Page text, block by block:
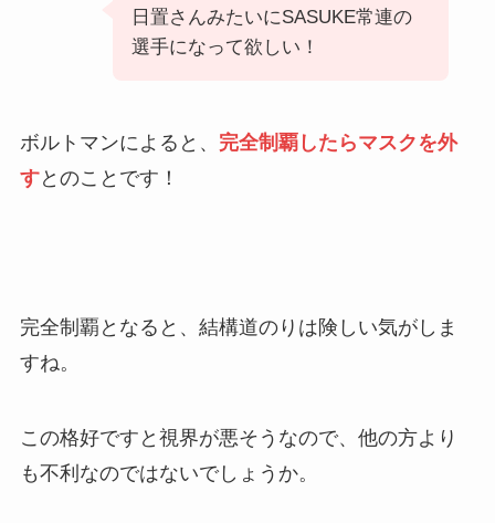
日置さんみたいにSASUKE常連の
選手になって欲しい！
ボルトマンによると、 完全制覇したらマスクを外
すとのことです！
完全制覇となると、結構道のりは険しい気がしま
すね。
この格好ですと視界が悪そうなので、他の方より
も不利なのではないでしょうか。